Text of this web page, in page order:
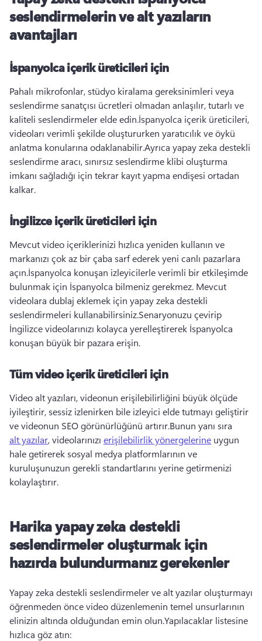
seslendirmelerin ve alt yazıların
avantajları
İspanyolca içerik üreticileri için
Pahalı mikrofonlar, stüdyo kiralama gereksinimleri veya
seslendirme sanatçısı ücretleri olmadan anlaşılır, tutarlı ve
kaliteli seslendirmeler elde edin.İspanyolca içerik üreticileri,
videoları verimli şekilde oluştururken yaratıcılık ve öykü
anlatma konularına odaklanabilir.Ayrıca yapay zeka destekli
seslendirme aracı, sınırsız seslendirme klibi oluşturma
imkanı sağladığı için tekrar kayıt yapma endişesi ortadan
kalkar.
İngilizce içerik üreticileri için
Mevcut video içeriklerinizi hızlıca yeniden kullanın ve
markanızı çok az bir çaba sarf ederek yeni canlı pazarlara
açın.İspanyolca konuşan izleyicilerle verimli bir etkileşimde
bulunmak için İspanyolca bilmeniz gerekmez. Mevcut
videolara dublaj eklemek için yapay zeka destekli
seslendirmeleri kullanabilirsiniz.Senaryonuzu çevirip
İngilizce videolarınızı kolayca yerelleştirerek İspanyolca
konuşan büyük bir pazara erişin.
Tüm video içerik üreticileri için
Video alt yazıları, videonun erişilebilirliğini büyük ölçüde
iyileştirir, sessiz izlenirken bile izleyici elde tutmayı geliştirir
ve videonun SEO görünürlüğünü artırır.Bunun yanı sıra
alt yazılar, videolarınızı erişilebilirlik yönergelerine uygun
hale getirerek sosyal medya platformlarının ve
kuruluşunuzun gerekli standartlarını yerine getirmenizi
kolaylaştırır.
Harika yapay zeka destekli
seslendirmeler oluşturmak için
hazırda bulundurmanız gerekenler
Yapay zeka destekli seslendirmeler ve alt yazılar oluşturmayı
öğrenmeden önce video düzenlemenin temel unsurlarının
elinizin altında olduğundan emin olun.Yapılacaklar listesine
hızlıca göz atın: